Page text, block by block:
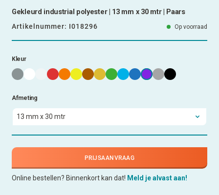
Gekleurd industrial polyester | 13 mm x 30 mtr | Paars
Artikelnummer: I018296 Op voorraad
Kleur
Afmeting
PRIJSAANVRAAG
Online bestellen? Binnenkort kan dat! Meld je alvast aan!